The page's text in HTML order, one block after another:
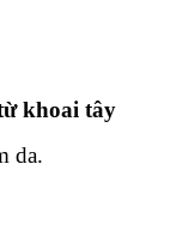
khoai tây
da.